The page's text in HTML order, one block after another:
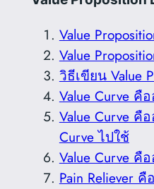
Value
Value
วิธีเขียน Value
Value Curve คื
Value Curve คื
Curve ไปใช้
Value Curve คื
Pain Reliever คื